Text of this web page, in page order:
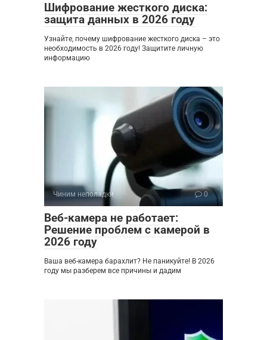
Шифрование жесткого диска:
защита данных в 2026 году
Узнайте, почему шифрование жесткого диска – это
необходимость в 2026 году! Защитите личную
информацию
Чиним неполадки 0
Веб-камера не работает:
Решение проблем с камерой в
2026 году
Ваша веб-камера барахлит? Не паникуйте! В 2026
году мы разберем все причины и дадим